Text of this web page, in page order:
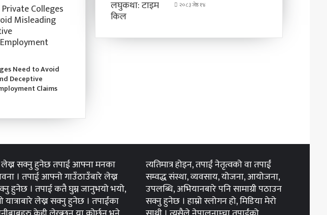
Need to Avoid
Deceptive
Claims
२०८३ जेष्ठ १४
लेख्न सक्नु हुनेछ तपाई आफ्ना मनका
। तपाई आफ्नो गाउँठाउँबारे लेख्न
हुनेछ । तपाई कतै घुम्न जानुभयो भयो,
यात्राबारे लेख्न सक्नु हुनेछ । तपाईंका
त्यतिमात्र होइन, तपाईं नेतृत्वको वा तपाईं
सम्वद्ध संस्था, व्यवसाय, योजना, आयोजना,
उपलब्धि, अभियानबारे पनि सामाग्री पठाउन
सक्नु हुनेछ । हाम्रो स्लोगन हो, मिडिया मेरो